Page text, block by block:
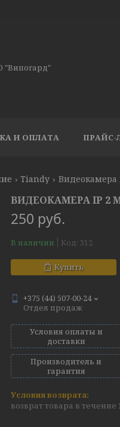
"Випогард"
И ОПЛАТА ПРАЙС-
Tiandy Видеокамера
ВИДЕОКАМЕРА IP 2
250 руб.
В наличии Код: 312
Купить
+375 (44) 507-00-24
Отдел продаж
Условия оплаты и
доставки
Производитель и
гарантия
возврат товара в течение